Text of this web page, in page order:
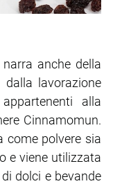
anche della
lavorazione
alla
Cinnamomun.
come polvere sia
e viene utilizzata
dolci e bevande